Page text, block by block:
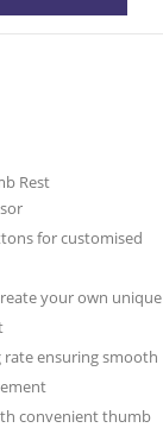
Rest
for customised
your own unique
rate ensuring smooth
convenient thumb